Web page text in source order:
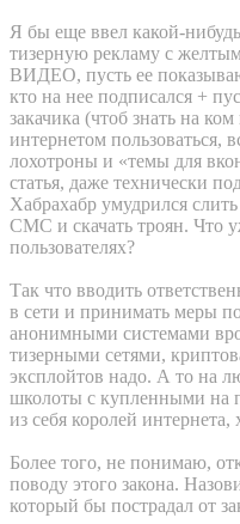
Я бы еще ввел какой-
тизерную рекламу с
ВИДЕО, пусть ее
кто на нее подписался +
закачика (чтоб знать на
интернетом пользоваться,
лохотроны и «темы для
статья, даже технически
Хабрахабр умудрился
СМС и скачать троян. Что
пользователях?
Так что вводить
в сети и принимать меры
анонимными системами
тизерными сетями,
эксплойтов надо. А то на
школоты с купленными на
из себя королей
Более того, не понимаю,
поводу этого закона.
который бы пострадал от